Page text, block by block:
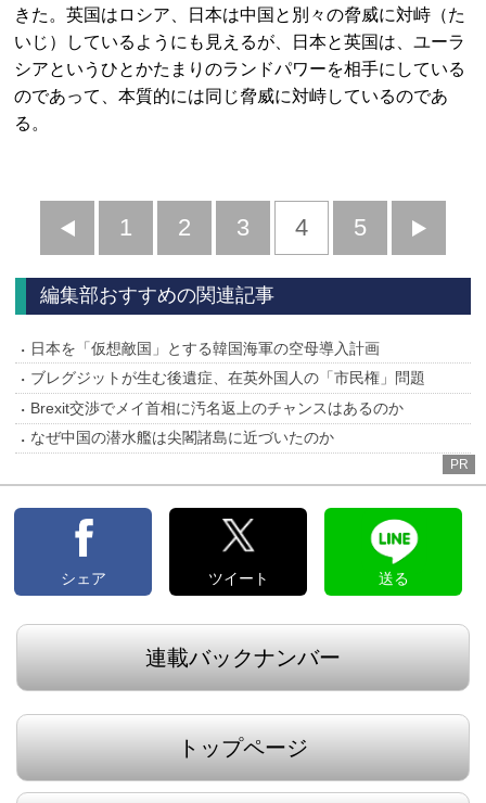
きた。英国はロシア、日本は中国と別々の脅威に対峙（た
いじ）しているようにも見えるが、日本と英国は、ユーラ
シアというひとかたまりのランドパワーを相手にしている
のであって、本質的には同じ脅威に対峙しているのであ
る。
前
へ
1 2 3 4 5
へ
編集部おすすめの関連記事
日本を「仮想敵国」とする韓国海軍の空母導入計画
ブレグジットが生む後遺症、在英外国人の「市民権」問題
Brexit交渉でメイ首相に汚名返上のチャンスはあるのか
なぜ中国の潜水艦は尖閣諸島に近づいたのか
PR
シェア ツイート 送る
連載バックナンバー
トップページ